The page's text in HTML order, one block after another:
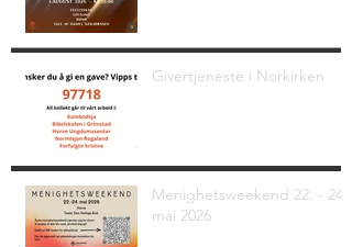
Givertjeneste i Norkirken
Menighetsweekend 22. - 24.
mai 2026